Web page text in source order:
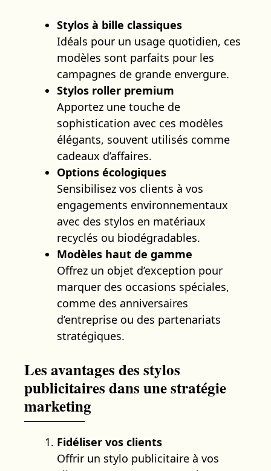
Stylos à bille classiques
Idéals pour un usage quotidien, ces
modèles sont parfaits pour les
campagnes de grande envergure.
Stylos roller premium
Apportez une touche de
sophistication avec ces modèles
élégants, souvent utilisés comme
cadeaux d’affaires.
Options écologiques
Sensibilisez vos clients à vos
engagements environnementaux
avec des stylos en matériaux
recyclés ou biodégradables.
Modèles haut de gamme
Offrez un objet d’exception pour
marquer des occasions spéciales,
comme des anniversaires
d’entreprise ou des partenariats
stratégiques.
Les avantages des stylos
publicitaires dans une stratégie
marketing
Fidéliser vos clients
Offrir un stylo publicitaire à vos